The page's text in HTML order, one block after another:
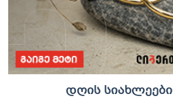
დღის სიახლეები